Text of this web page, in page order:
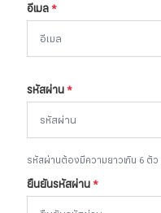
อีเมล*
รหัสผ่าน*
รหัสผ่านต้องมีความยาวเกิน 6 ตั
ยืนยันรหัสผ่าน*